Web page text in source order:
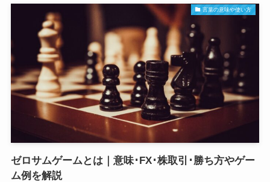
言葉の意味や使い方
ゼロサムゲームとは｜意味･FX･株取引･勝ち方やゲー
ム例を解説